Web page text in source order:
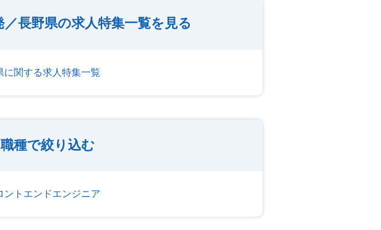
長野県の求人特集一覧を見る
に関する求人特集一覧
種で絞り込む
ントエンドエンジニア